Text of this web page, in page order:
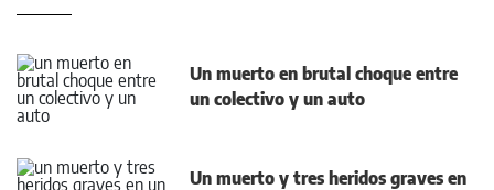
Un muerto en brutal choque entre
un colectivo y un auto
Un muerto y tres heridos graves en